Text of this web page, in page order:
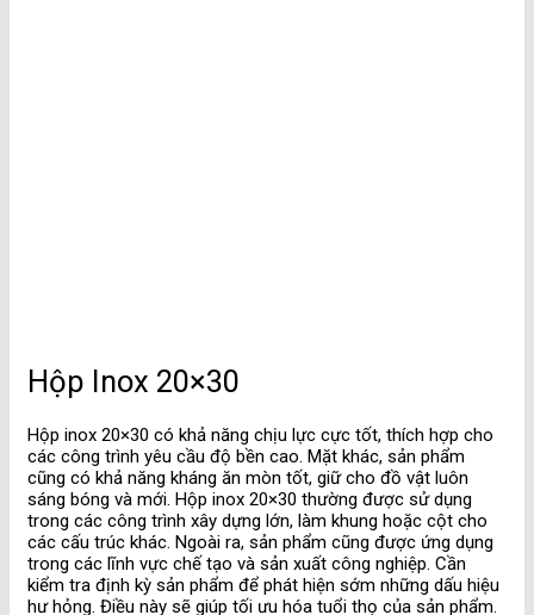
Hộp Inox 20×30
Hộp inox 20×30 có khả năng chịu lực cực tốt, thích hợp cho
các công trình yêu cầu độ bền cao. Mặt khác, sản phẩm
cũng có khả năng kháng ăn mòn tốt, giữ cho đồ vật luôn
sáng bóng và mới. Hộp inox 20×30 thường được sử dụng
trong các công trình xây dựng lớn, làm khung hoặc cột cho
các cấu trúc khác. Ngoài ra, sản phẩm cũng được ứng dụng
trong các lĩnh vực chế tạo và sản xuất công nghiệp. Cần
kiểm tra định kỳ sản phẩm để phát hiện sớm những dấu hiệu
hư hỏng. Điều này sẽ giúp tối ưu hóa tuổi thọ của sản phẩm.